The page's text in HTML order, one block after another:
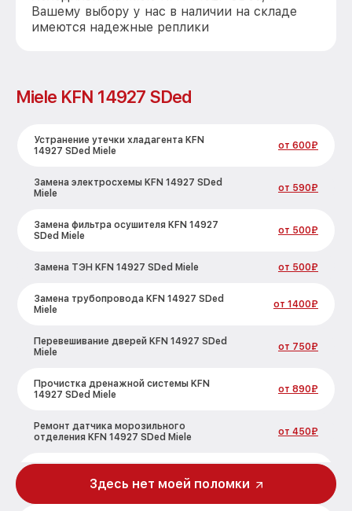
Вашему выбору у нас в наличии на складе
имеются надежные реплики
Miele KFN 14927 SDed
Устранение утечки хладагента KFN
14927 SDed Miele
от 600₽
Замена электросхемы KFN 14927 SDed
Miele
от 590₽
Замена фильтра осушителя KFN 14927
SDed Miele
от 500₽
Замена ТЭН KFN 14927 SDed Miele от 500₽
Замена трубопровода KFN 14927 SDed
Miele
от 1400₽
Перевешивание дверей KFN 14927 SDed
Miele
от 750₽
Прочистка дренажной системы KFN
14927 SDed Miele
от 890₽
Ремонт датчика морозильного
отделения KFN 14927 SDed Miele
от 450₽
14927 SDed MieleЗдесь нет моей поломки